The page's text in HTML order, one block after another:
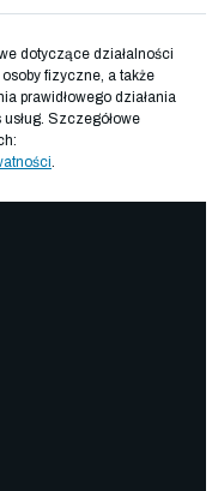
dotyczące działalności
fizyczne, a także
prawidłowego działania
Szczegółowe